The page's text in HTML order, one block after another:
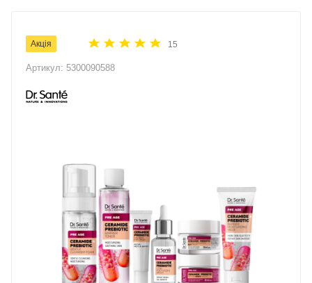
Акція 15
Артикул: 5300090588